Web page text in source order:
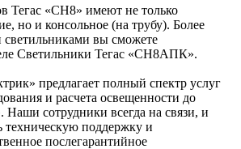
Тегас «СН8» имеют не только
но и консольное (на трубу). Более
вы сможете
Светильники Тегас «СН8АПК».
предлагает полный спектр услуг
и расчета освещенности до
сотрудники всегда на связи, и
техническую поддержку и
послегарантийное